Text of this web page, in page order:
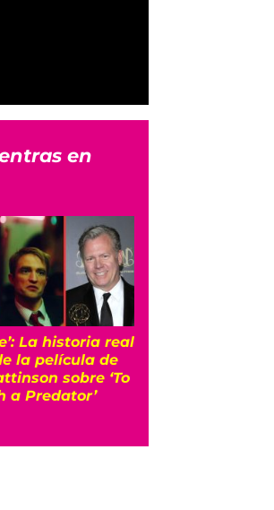
en
La historia real
la película de
sobre ‘To
a Predator’